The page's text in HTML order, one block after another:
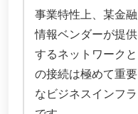
事業特性上、某金融
情報ベンダーが提供
するネットワークと
の接続は極めて重要
なビジネスインフラ